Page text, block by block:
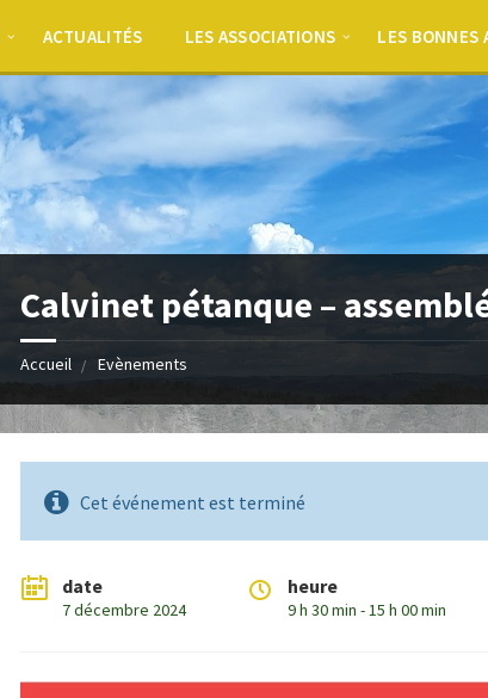
ACTUALITÉS LES ASSOCIATIONS LES BONNES
Calvinet pétanque –
Accueil Evènements
Cet événement est terminé
date
7 décembre 2024
heure
9 h 30 min - 15 h 00 min